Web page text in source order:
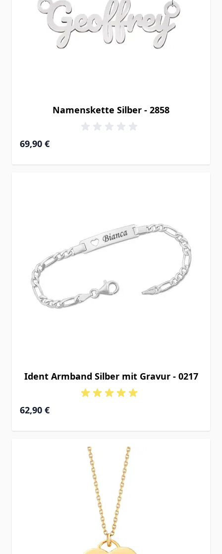
Namenskette Silber - 2858
69,90 €
Ident Armband Silber mit Gravur - 0217
Ab
62,90 €